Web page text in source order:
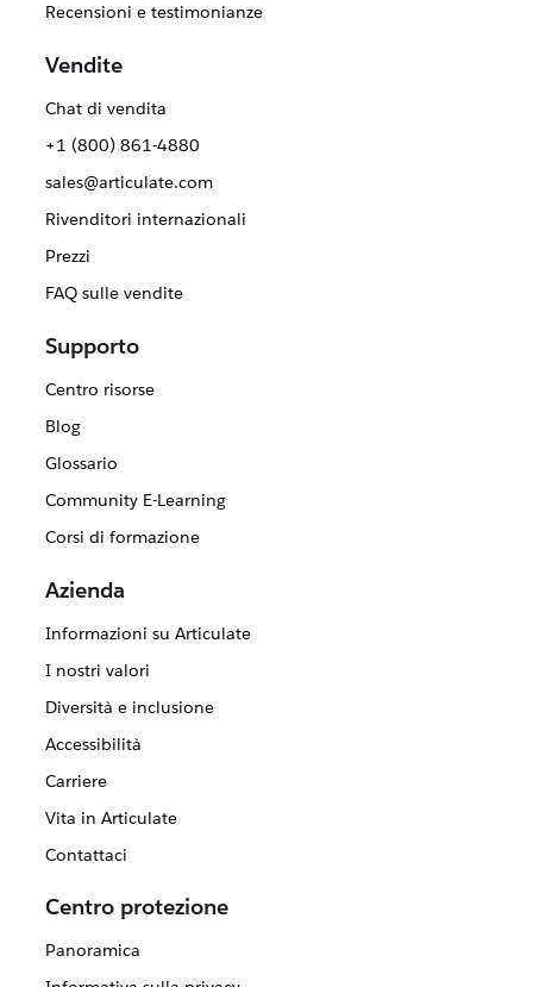
Recensioni e testimonianze
Vendite
Chat di vendita
+1 (800) 861-4880
sales@articulate.com
Rivenditori internazionali
Prezzi
FAQ sulle vendite
Supporto
Centro risorse
Blog
Glossario
Community E-Learning
Corsi di formazione
Azienda
Informazioni su Articulate
I nostri valori
Diversità e inclusione
Accessibilità
Carriere
Vita in Articulate
Contattaci
Centro protezione
Panoramica